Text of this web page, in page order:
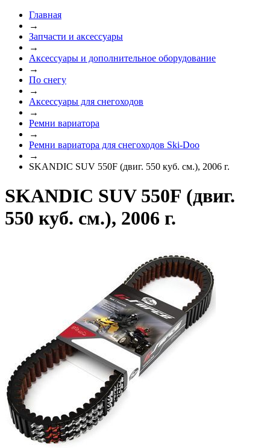
Главная
→
Запчасти и аксессуары
→
Аксессуары и дополнительное оборудование
→
По снегу
→
Аксессуары для снегоходов
→
Ремни вариатора
→
Ремни вариатора для снегоходов Ski-Doo
→
SKANDIC SUV 550F (двиг. 550 куб. см.), 2006 г.
SKANDIC SUV 550F (двиг.
550 куб. см.), 2006 г.